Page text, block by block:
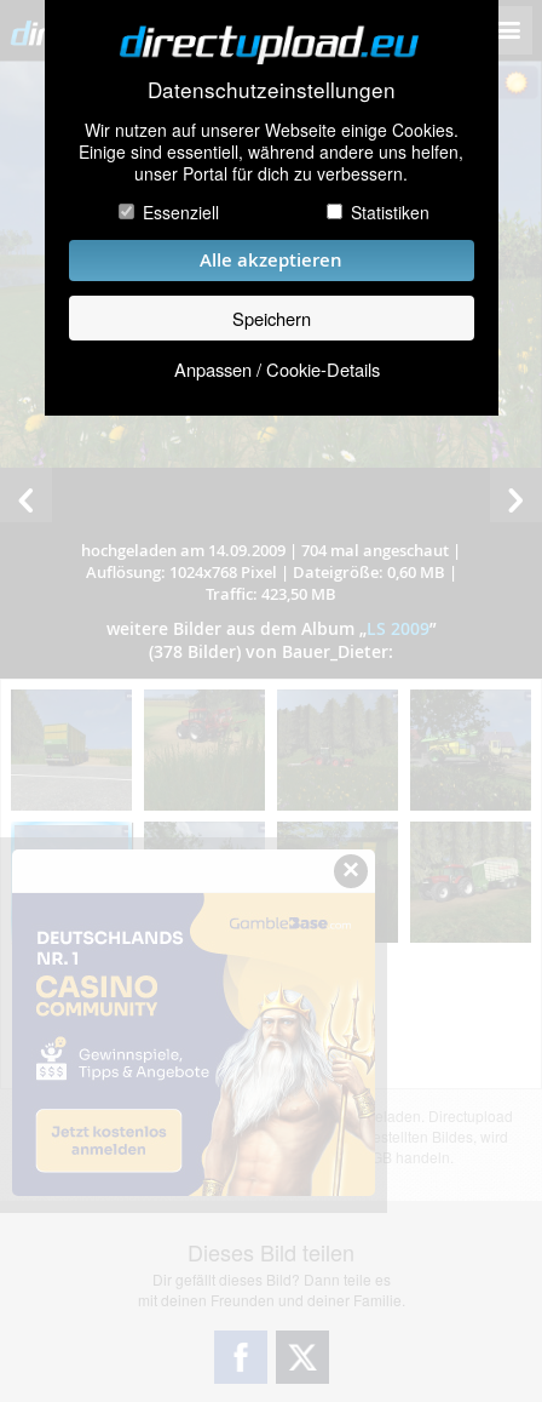
Datenschutzeinstellungen
Wir nutzen auf unserer Webseite einige Cookies.
Einige sind essentiell, während andere uns helfen,
unser Portal für dich zu verbessern.
Essenziell
Statistiken
Alle akzeptieren
Speichern
Anpassen / Cookie-Details
hochgeladen am 14.09.2009 | 704 mal angeschaut |
Auflösung: 1024x768 Pixel | Dateigröße: 0,60 MB |
Traffic: 423,50 MB
weitere Bilder aus dem Album „LS 2009”
(378 Bilder) von Bauer_Dieter:
Das dargestellte Bild wurde von einem Nutzer hochgeladen. Directupload
übernimmt keinerlei Haftung für den Inhalt des dargestellten Bildes, wird
jedoch bei Verstößen nach §2(3) unserer AGB handeln.
Dieses Bild teilen
Dir gefällt dieses Bild? Dann teile es
mit deinen Freunden und deiner Familie.
×